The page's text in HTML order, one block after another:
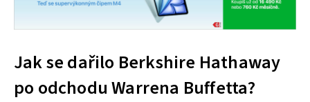
Jak se dařilo Berkshire Hathaway
po odchodu Warrena Buffetta?